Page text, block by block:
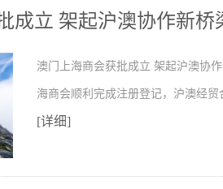
成立 架起沪澳协作新桥
澳门上海商会获批成立 架起沪澳协
海商会顺利完成注册登记，沪澳经
[详细]